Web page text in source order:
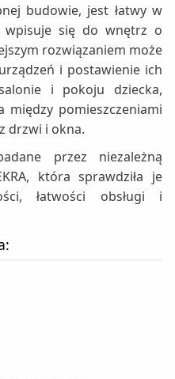
budowie, jest łatwy w
wpisuje się do wnętrz o
rozwiązaniem może
i postawienie ich
i pokoju dziecka,
pomieszczeniami
drzwi i okna.
przez niezależną
która sprawdziła je
łatwości obsługi i